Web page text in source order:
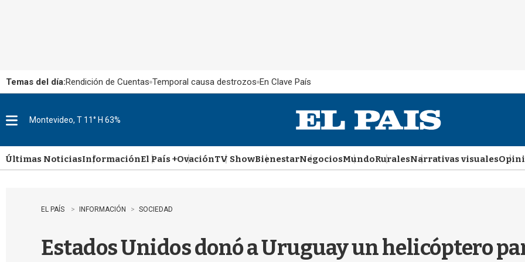
Temas del día:Rendición de Cuentas Temporal causa destrozos En Clave País
u
Montevideo, T 11° H 63%
Últimas NoticiasInformaciónEl País +OvaciónTV ShowBienestarNegociosMundoRuralesNarrativas visuales
EL PAÍS INFORMACIÓN SOCIEDAD
Estados Unidos donó a Uruguay un helicóptero